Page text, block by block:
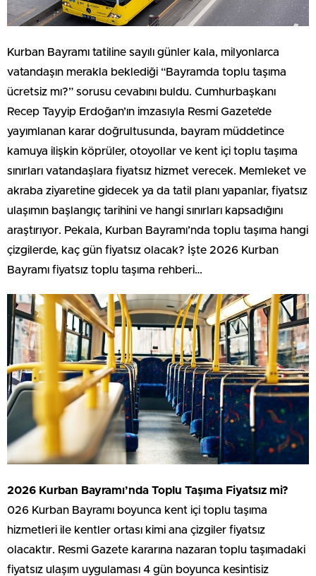
Kurban Bayramı tatiline sayılı günler kala, milyonlarca
vatandaşın merakla beklediği “Bayramda toplu taşıma
ücretsiz mı?” sorusu cevabını buldu. Cumhurbaşkanı
Recep Tayyip Erdoğan’ın imzasıyla Resmi Gazete’de
yayımlanan karar doğrultusunda, bayram müddetince
kamuya ilişkin köprüler, otoyollar ve kent içi toplu taşıma
sınırları vatandaşlara fiyatsız hizmet verecek. Memleket ve
akraba ziyaretine gidecek ya da tatil planı yapanlar, fiyatsız
ulaşımın başlangıç tarihini ve hangi sınırları kapsadığını
araştırıyor. Pekala, Kurban Bayramı’nda toplu taşıma hangi
çizgilerde, kaç gün fiyatsız olacak? İşte 2026 Kurban
Bayramı fiyatsız toplu taşıma rehberi…
2026 Kurban Bayramı’nda Toplu Taşıma Fiyatsız mi?
026 Kurban Bayramı boyunca kent içi toplu taşıma
hizmetleri ile kentler ortası kimi ana çizgiler fiyatsız
olacaktır. Resmi Gazete kararına nazaran toplu taşımadaki
fiyatsız ulaşım uygulaması 4 gün boyunca kesintisiz